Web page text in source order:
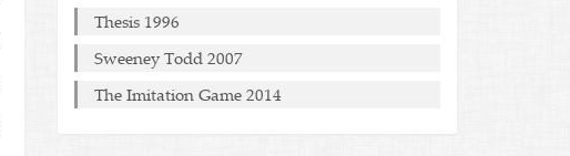
Thesis 1996
Sweeney Todd 2007
The Imitation Game 2014